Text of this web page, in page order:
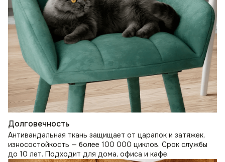
Долговечность
Антивандальная ткань защищает от царапок и затяжек,
износостойкость — более 100 000 циклов. Срок службы
до 10 лет. Подходит для дома, офиса и кафе.